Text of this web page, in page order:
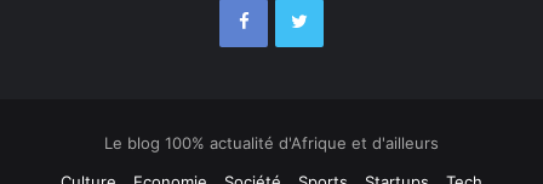
Le blog 100% actualité d'Afrique et d'ailleurs